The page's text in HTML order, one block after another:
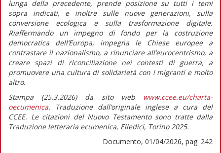
lunga della precedente, prende posizione su tutti i temi
sopra indicati, e inoltre sulle nuove generazioni, sulla
conversione ecologica e sulla trasformazione digitale.
Riaffermando un impegno di fondo per la costruzione
democratica dell’Europa, impegna le Chiese europee a
contrastare il nazionalismo, a rinunciare all’eurocentrismo, a
creare spazi di riconciliazione nei contesti di guerra, a
promuovere una cultura di solidarietà con i migranti e molto
altro.
Stampa (25.3.2026) da sito web
www.ccee.eu/charta-
oecumenica. Traduzione dall’originale inglese a cura del
CCEE. Le citazioni del Nuovo Testamento sono tratte dalla
Traduzione letteraria ecumenica, Elledici, Torino 2025.
Documento, 01/04/2026, pag. 242